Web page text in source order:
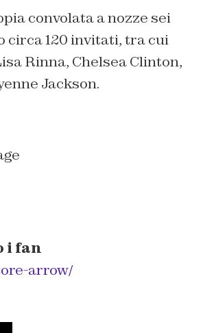
convolata a nozze sei
circa 120 invitati, tra cui
Rinna, Chelsea Clinton,
Jackson.
i fan
arrow/